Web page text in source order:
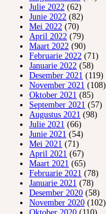
Julie 2022 (62)
Junie 2022 (82)
Mei 2022 (70)
April 2022 (79)
Maart 2022 (90)
Februarie 2022 (71)
Januarie 2022 (58)
Desember 2021 (119)
November 2021 (108)
Oktober 2021 (85)
September 2021 (57)
Augustus 2021 (98)
Julie 2021 (66)
Junie 2021 (54)
Mei 2021 (71)
April 2021 (67)
Maart 2021 (65)
Februarie 2021 (78)
Januarie 2021 (78)
Desember 2020 (58)
November 2020 (102)